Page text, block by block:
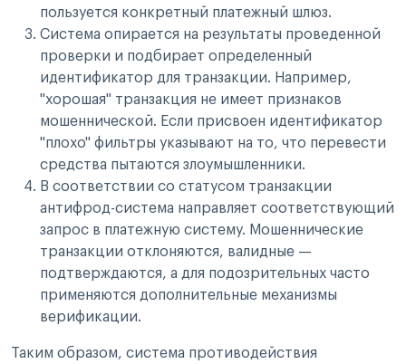
пользуется конкретный платежный шлюз.
Система опирается на результаты проведенной
проверки и подбирает определенный
идентификатор для транзакции. Например,
"хорошая" транзакция не имеет признаков
мошеннической. Если присвоен идентификатор
"плохо" фильтры указывают на то, что перевести
средства пытаются злоумышленники.
В соответствии со статусом транзакции
антифрод-система направляет соответствующий
запрос в платежную систему. Мошеннические
транзакции отклоняются, валидные —
подтверждаются, а для подозрительных часто
применяются дополнительные механизмы
верификации.
Таким образом, система противодействия